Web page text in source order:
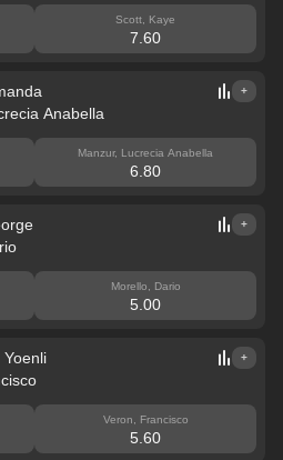
Scott, Kaye
7.60
Anabella
+
Manzur, Lucrecia Anabella
6.80
+
Morello, Dario
5.00
+
Veron, Francisco
5.60